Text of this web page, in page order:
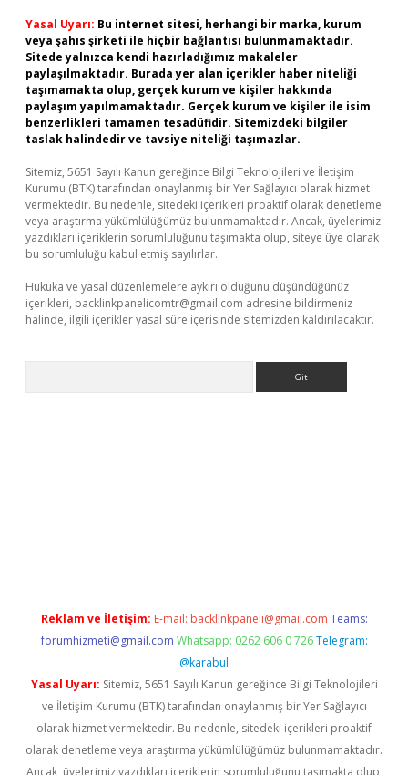
Yasal Uyarı: Bu internet sitesi, herhangi bir marka, kurum
veya şahıs şirketi ile hiçbir bağlantısı bulunmamaktadır.
Sitede yalnızca kendi hazırladığımız makaleler
paylaşılmaktadır. Burada yer alan içerikler haber niteliği
taşımamakta olup, gerçek kurum ve kişiler hakkında
paylaşım yapılmamaktadır. Gerçek kurum ve kişiler ile isim
benzerlikleri tamamen tesadüfidir. Sitemizdeki bilgiler
taslak halindedir ve tavsiye niteliği taşımazlar.
Sitemiz, 5651 Sayılı Kanun gereğince Bilgi Teknolojileri ve İletişim
Kurumu (BTK) tarafından onaylanmış bir Yer Sağlayıcı olarak hizmet
vermektedir. Bu nedenle, sitedeki içerikleri proaktif olarak denetleme
veya araştırma yükümlülüğümüz bulunmamaktadır. Ancak, üyelerimiz
yazdıkları içeriklerin sorumluluğunu taşımakta olup, siteye üye olarak
bu sorumluluğu kabul etmiş sayılırlar.
Hukuka ve yasal düzenlemelere aykırı olduğunu düşündüğünüz
içerikleri, backlinkpanelicomtr@gmail.com adresine bildirmeniz
halinde, ilgili içerikler yasal süre içerisinde sitemizden kaldırılacaktır.
Reklam ve İletişim: E-mail: backlinkpaneli@gmail.com Teams:
forumhizmeti@gmail.com Whatsapp: 0262 606 0 726 Telegram:
@karabul
Yasal Uyarı: Sitemiz, 5651 Sayılı Kanun gereğince Bilgi Teknolojileri
ve İletişim Kurumu (BTK) tarafından onaylanmış bir Yer Sağlayıcı
olarak hizmet vermektedir. Bu nedenle, sitedeki içerikleri proaktif
olarak denetleme veya araştırma yükümlülüğümüz bulunmamaktadır.
Ancak, üyelerimiz yazdıkları içeriklerin sorumluluğunu taşımakta olup,